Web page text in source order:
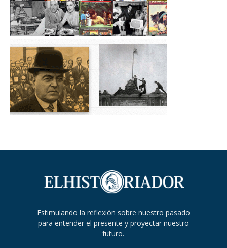
Estimulando la reflexión sobre nuestro pasado
para entender el presente y proyectar nuestro
futuro.